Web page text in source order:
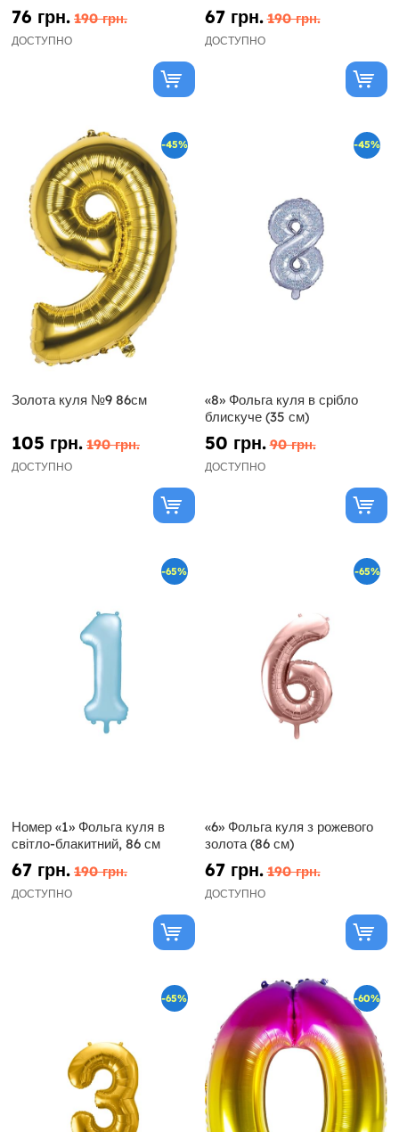
76 грн. 190 грн.
ДОСТУПНО
67 грн. 190 грн.
ДОСТУПНО
-45%
Золота куля №9 86см
105 грн. 190 грн.
ДОСТУПНО
-45%
«8» Фольга куля в срібло
блискуче (35 см)
50 грн. 90 грн.
ДОСТУПНО
-65%
Номер «1» Фольга куля в
світло-блакитний, 86 см
67 грн. 190 грн.
ДОСТУПНО
-65%
«6» Фольга куля з рожевого
золота (86 см)
67 грн. 190 грн.
ДОСТУПНО
-65% -60%